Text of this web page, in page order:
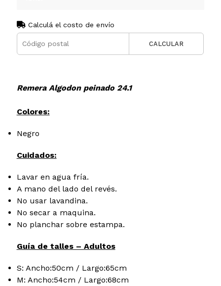
Calculá el costo de envío
CALCULAR
Remera Algodon peinado 24.1
Colores:
Negro
Cuidados:
Lavar en agua fría.
A mano del lado del revés.
No usar lavandina.
No secar a maquina.
No planchar sobre estampa.
Guía de talles – Adultos
S: Ancho:50cm / Largo:65cm
M: Ancho:54cm / Largo:68cm